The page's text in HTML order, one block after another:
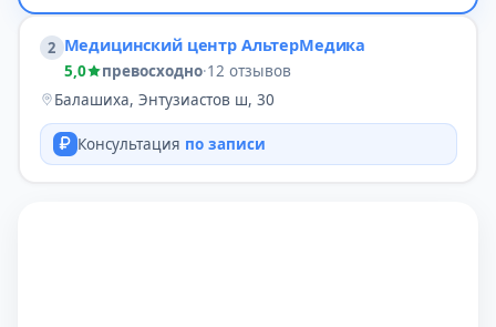
2 Медицинский центр АльтерМедика
5,0 превосходно·12 отзывов
Балашиха, Энтузиастов ш, 30
Консультация по записи